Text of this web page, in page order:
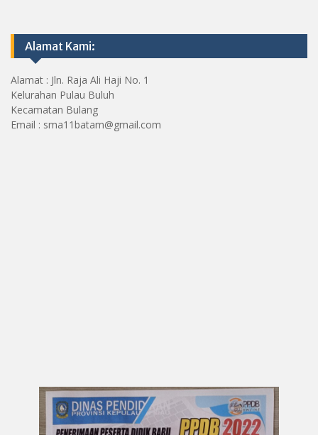
Alamat Kami:
Alamat : Jln. Raja Ali Haji No. 1
Kelurahan Pulau Buluh
Kecamatan Bulang
Email : sma11batam@gmail.com